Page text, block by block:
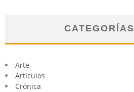
CATEGORÍAS
Arte
Artículos
Crónica